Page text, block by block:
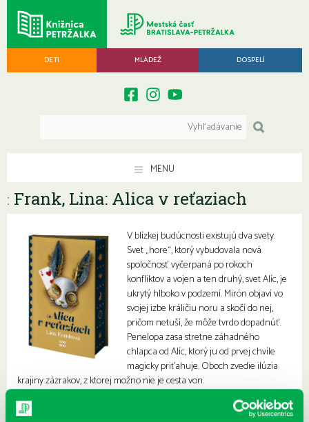
DETI MLÁDEŽ DOSPELÍ
MENU
: Frank, Lina: Alica v reťaziach
V blízkej budúcnosti existujú dva svety.
Svet „hore“, ktorý vybudovala nová
spoločnosť vyčerpaná po rokoch
konfliktov a vojen a ten druhý, svet Alíc, je
ukrytý hlboko v podzemí. Mirón objaví vo
svojej izbe králičiu noru a skočí do nej,
pričom netuší, že môže tvrdo dopadnúť.
Penelopa zasa stretne záhadného
chlapca od Alíc, ktorý ju od prvej chvíle
magicky priťahuje. Oboch zvedie ilúzia
krajiny zázrakov, z ktorej možno nie je cesta von.